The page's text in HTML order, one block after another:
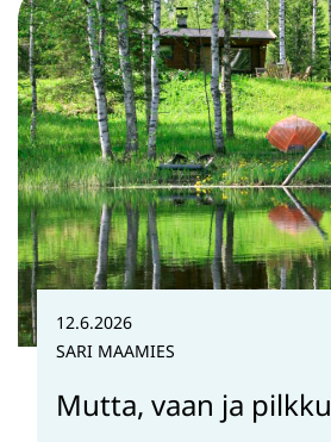
Mutta, vaan ja pilkku
12.6.2026
SARI MAAMIES